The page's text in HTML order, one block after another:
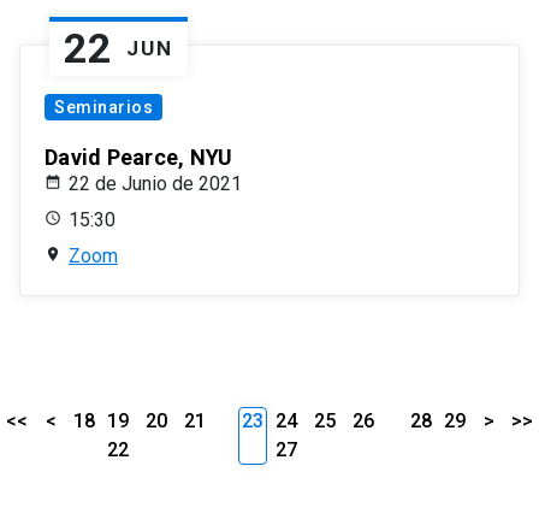
22 JUN
Seminarios
David Pearce, NYU
22 de Junio de 2021
15:30
Zoom
<< < 18 19 20
21
22
23 24 25
26
27
28 29 > >>